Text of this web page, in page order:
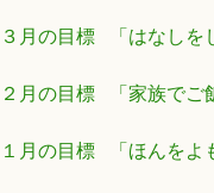
３月の目標 「はなしを
２月の目標 「家族でご
１月の目標 「ほんをよ